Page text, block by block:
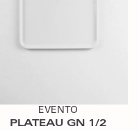
EVENTO
PLATEAU GN 1/2